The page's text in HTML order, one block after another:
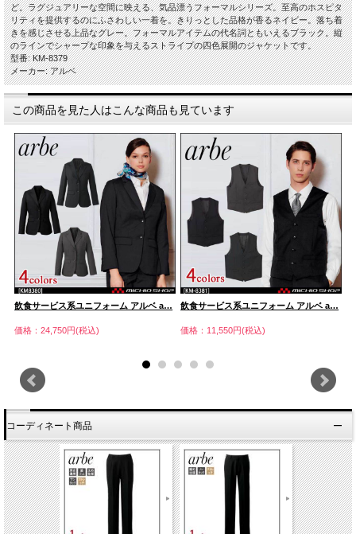
ど。ラグジュアリーな空間に映える、気品漂うフォーマルシリーズ。至高のホスピタ
リティを提供するのにふさわしい一着を。きりっとした品格が香るネイビー。落ち着
きを感じさせる上品なグレー。フォーマルアイテムの代名詞ともいえるブラック。縦
のラインでシャープな印象を与えるストライプの四色展開のジャケットです。
型番: KM-8379
メーカー: アルベ
この商品を見た人はこんな商品も見ています
飲食サービス系ユニフォーム アルベ a…
価格：24,750円(税込)
飲食サービス系ユニフォーム アルベ a…
価格：11,550円(税込)
コーディネート商品